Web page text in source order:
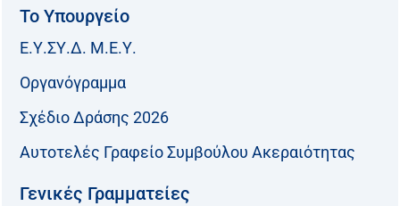
Το Υπουργείο
Ε.Υ.ΣΥ.Δ. Μ.Ε.Υ.
Οργανόγραμμα
Σχέδιο Δράσης 2026
Αυτοτελές Γραφείο Συμβούλου Ακεραιότητας
Γενικές Γραμματείες